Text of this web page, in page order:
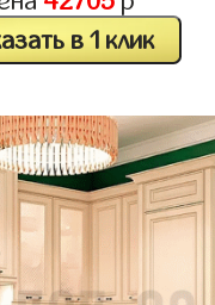
в 1 клик